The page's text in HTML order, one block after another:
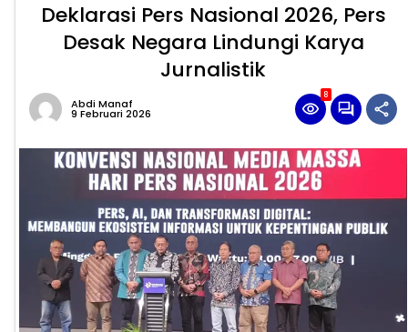
Deklarasi Pers Nasional 2026, Pers
Desak Negara Lindungi Karya
Jurnalistik
Abdi Manaf
9 Februari 2026
8